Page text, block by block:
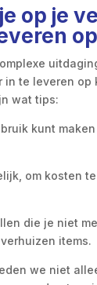
op je
in te leveren op
wat tips:
kunt
om kosten
die je niet
items.
we niet